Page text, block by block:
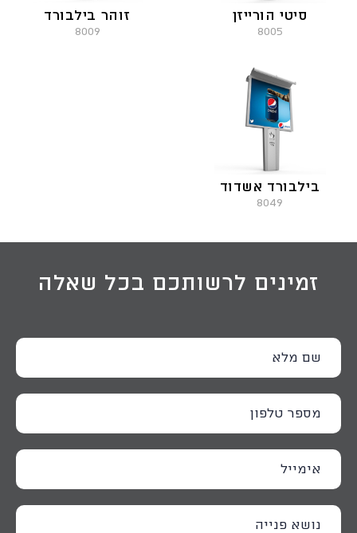
סיטי הורייזן
8005
זוהר בילבורד
8009
בילבורד אשדוד
8049
זמינים לרשותכם בכל שאלה